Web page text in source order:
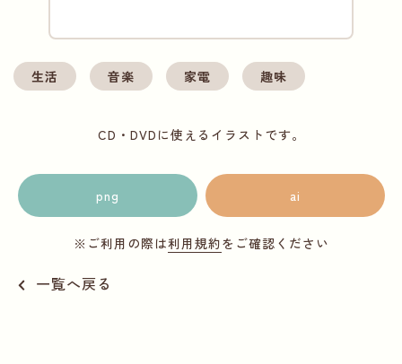
生活 音楽 家電 趣味
CD・DVDに使えるイラストです。
png ai
※ご利用の際は利用規約をご確認ください
一覧へ戻る